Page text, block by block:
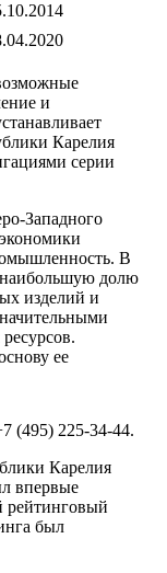
и
Карелия
серии
Западного
В
наибольшую долю
изделий и
ее
(495) 225-34-44.
Карелия
впервые
рейтинговый
был